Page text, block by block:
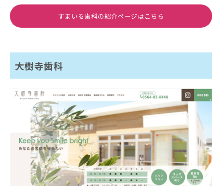
すまいる歯科の紹介ページはこちら
大樹寺歯科